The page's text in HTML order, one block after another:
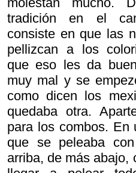
tradición en el
consiste en que las
pellizcan a los
que eso les da
muy mal y se
como dicen los
quedaba otra.
para los combos. En
que se peleaba
arriba, de más abajo,